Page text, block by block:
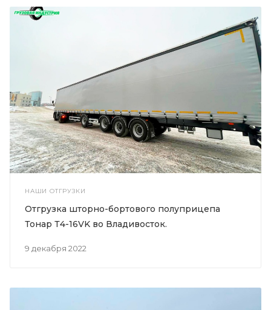
НАШИ ОТГРУЗКИ
9 декабря 2022
Отгрузка шторно-бортового полуприцепа
Тонар Т4-16VK во Владивосток.